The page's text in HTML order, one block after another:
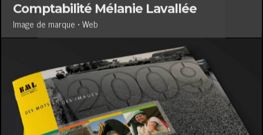
Comptabilité Mélanie Lavallée
Image de marque • Web